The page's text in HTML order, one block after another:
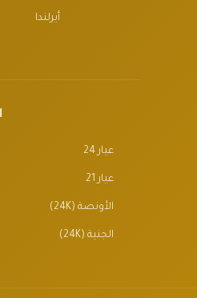
أيرلندا
عيار 24
عيار 21
الأونصة (24K)
الجنية (24K)